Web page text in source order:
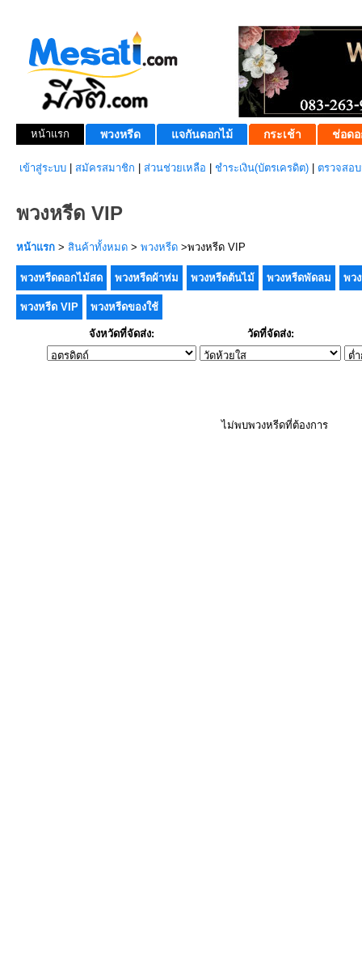
หน้าแรก พวงหรีด แจกันดอกไม้ กระเช้า ช่อดอ
เข้าสู่ระบบ สมัครสมาชิก ส่วนช่วยเหลือ ชำระเงิน(บัตรเครดิต) ตรวจสอ
พวงหรีด VIP
หน้าแรก > สินค้าทั้งหมด > พวงหรีด >พวงหรีด VIP
พวงหรีดดอกไม้สด พวงหรีดผ้าห่ม พวงหรีดต้นไม้ พวงหรีดพัดลม พว
พวงหรีด VIP พวงหรีดของใช้
จังหวัดที่จัดส่ง: วัดที่จัดส่ง:
ไม่พบพวงหรีดที่ต้องการ